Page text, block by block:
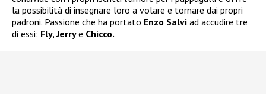
la possibilità di insegnare loro a volare e tornare dai propri
padroni. Passione che ha portato Enzo Salvi ad accudire tre
di essi: Fly, Jerrye Chicco.